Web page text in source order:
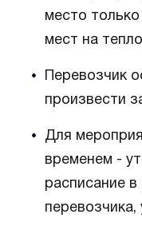
место
мест на
Перевозчик
произвести
Для
временем -
расписание
перевозчика,